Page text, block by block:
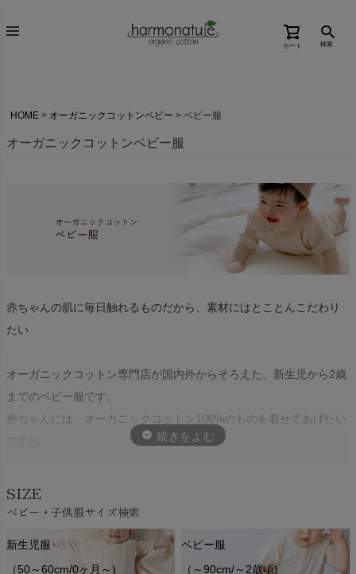
カート 検索
HOME オーガニックコットンベビー ベビー服
オーガニックコットンベビー服
赤ちゃんの肌に毎日触れるものだから、素材にはとことんこだわり
たい
オーガニックコットン専門店が国内外からそろえた、新生児から2歳
までのベビー服です。
赤ちゃんには、オーガニックコットン100%のものを着せてあげたい
肌にやさしく安心な出産祝いギフトにもぴったりの一枚がきっと見
SIZE
ベビー・子供服サイズ検索
新生児服
（50～60cm/0ヶ月～)
ベビー服
（～90cm/～2歳頃)